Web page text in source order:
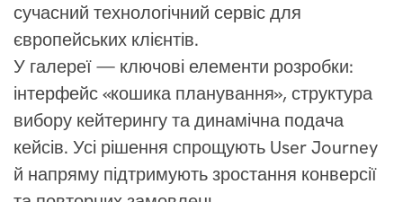
сучасний технологічний сервіс для
європейських клієнтів.
У галереї — ключові елементи розробки:
інтерфейс «кошика планування», структура
вибору кейтерингу та динамічна подача
кейсів. Усі рішення спрощують User Journey
й напряму підтримують зростання конверсії